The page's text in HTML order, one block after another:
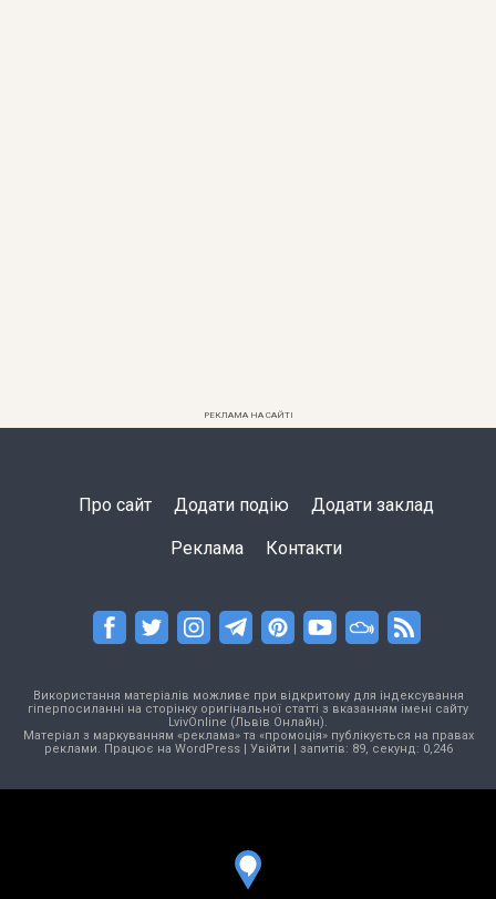
РЕКЛАМА НА САЙТІ
Про сайт Додати подію Додати заклад
Реклама Контакти
Використання матеріалів можливе при відкритому для індексування
гіперпосиланні на сторінку оригінальної статті з вказанням імені сайту
LvivOnline (Львів Онлайн).
Матеріал з маркуванням «реклама» та «промоція» публікується на правах
реклами. Працює на WordPress| Увійти | запитів: 89, секунд: 0,246